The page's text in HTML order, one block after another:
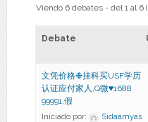
Viendo 6 debates - del 1 al 6
Debate
文凭价格❉挂科买USF学历
认证应付家人,Q微♥1688
99991,假
Iniciado por:
Sidaamyas